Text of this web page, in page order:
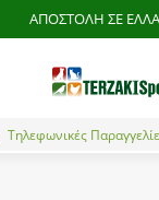
ΑΠΟΣΤΟΛΗ ΣΕ
Τηλεφωνικές